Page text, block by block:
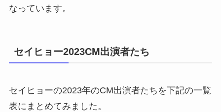
なっています。
セイヒョー2023CM出演者たち
セイヒョーの2023年のCM出演者たちを下記の一覧
表にまとめてみました。